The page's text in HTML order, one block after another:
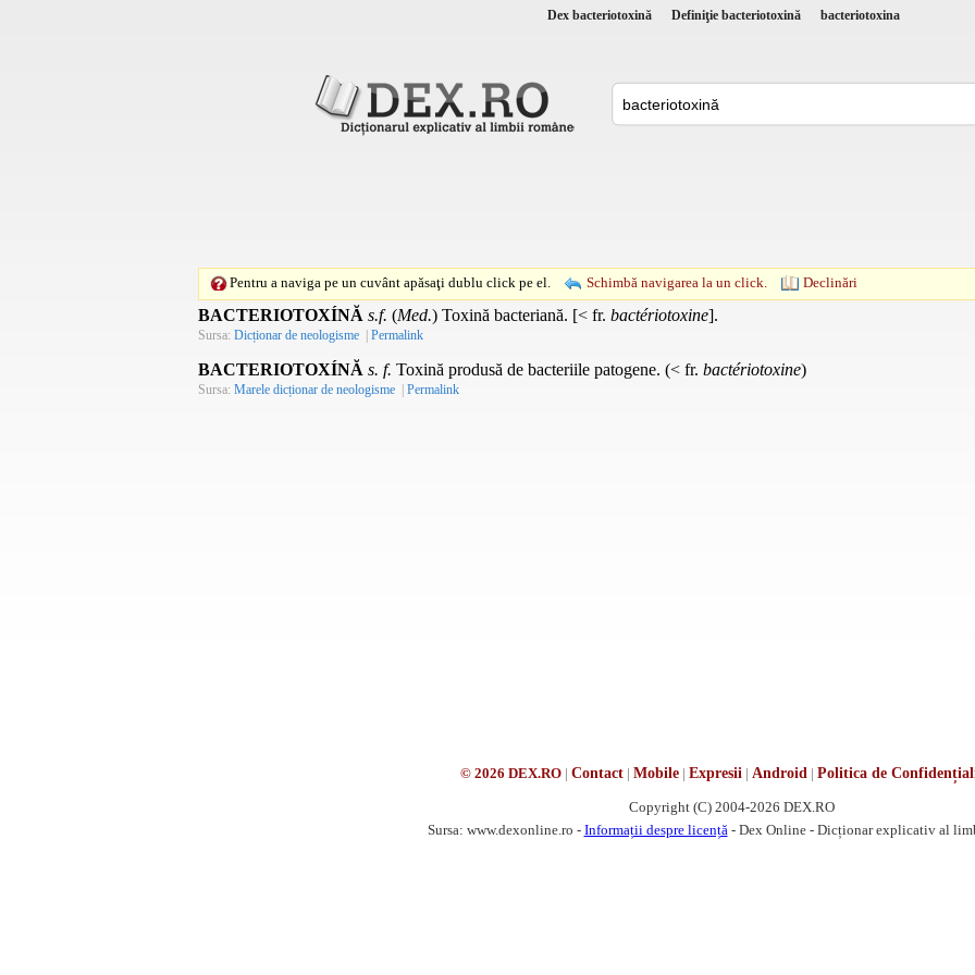
Dex bacteriotoxină Definiţie bacteriotoxină bacteriotoxina
Pentru a naviga pe un cuvânt apăsaţi dublu click pe el. Schimbă navigarea la un click. Declinări
BACTERIOTOXÍNĂ s.f. (Med.) Toxină bacteriană. [< fr. bactériotoxine].
Sursa: Dicționar de neologisme | Permalink
BACTERIOTOXÍNĂ s. f. Toxină produsă de bacteriile patogene. (< fr. bactériotoxine)
Sursa: Marele dicționar de neologisme | Permalink
© 2026 DEX.RO| Contact| Mobile| Expresii | Android | Politica de
Copyright (C) 2004-2026 DEX.RO
Sursa: www.dexonline.ro - Informații despre licență - Dex Online - Dicționar explicativ al